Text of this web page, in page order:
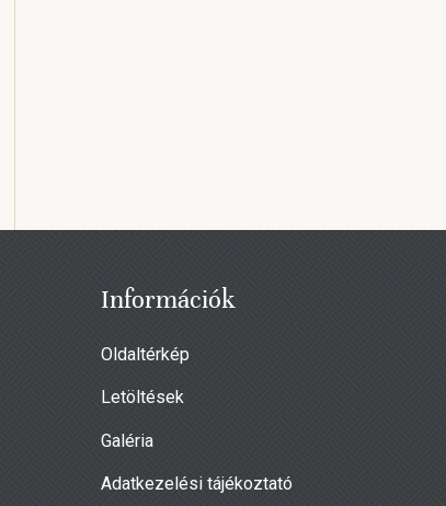
Információk
Oldaltérkép
Letöltések
Galéria
Adatkezelési tájékoztató